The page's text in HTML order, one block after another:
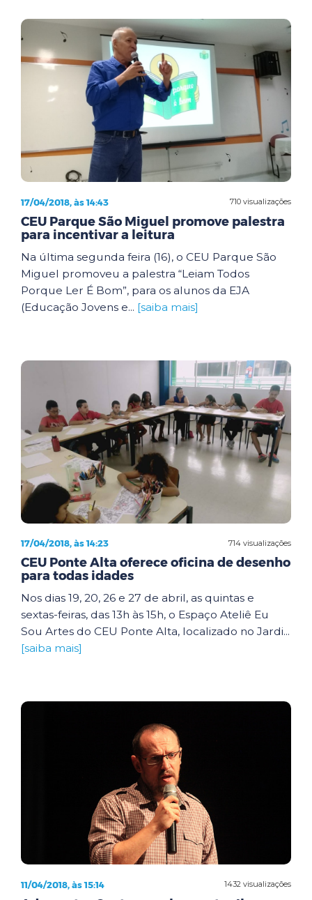
710 visualizações
17/04/2018, às 14:43
CEU Parque São Miguel promove palestra
para incentivar a leitura
Na última segunda feira (16), o CEU Parque São
Miguel promoveu a palestra “Leiam Todos
Porque Ler É Bom”, para os alunos da EJA
(Educação Jovens e... [saiba mais]
714 visualizações
17/04/2018, às 14:23
CEU Ponte Alta oferece oficina de desenho
para todas idades
Nos dias 19, 20, 26 e 27 de abril, as quintas e
sextas-feiras, das 13h às 15h, o Espaço Ateliê Eu
Sou Artes do CEU Ponte Alta, localizado no Jardi...
[saiba mais]
1432 visualizações
11/04/2018, às 15:14